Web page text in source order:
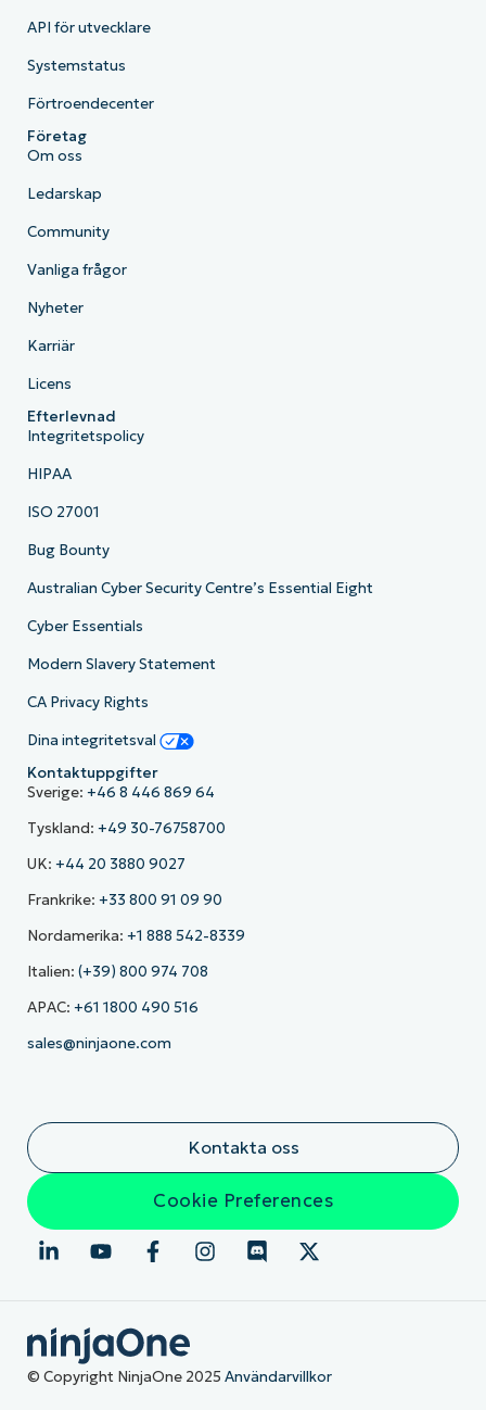
API för utvecklare
Systemstatus
Förtroendecenter
Företag
Om oss
Ledarskap
Community
Vanliga frågor
Nyheter
Karriär
Licens
Efterlevnad
Integritetspolicy
HIPAA
ISO 27001
Bug Bounty
Australian Cyber Security Centre’s Essential Eight
Cyber Essentials
Modern Slavery Statement
CA Privacy Rights
Dina integritetsval
Kontaktuppgifter
Sverige: +46 8 446 869 64
Tyskland: +49 30-76758700
UK: +44 20 3880 9027
Frankrike: +33 800 91 09 90
Nordamerika: +1 888 542-8339
Italien: (+39) 800 974 708
APAC: +61 1800 490 516
sales@ninjaone.com
Kontakta oss
Cookie Preferences
© Copyright NinjaOne 2025 Användarvillkor